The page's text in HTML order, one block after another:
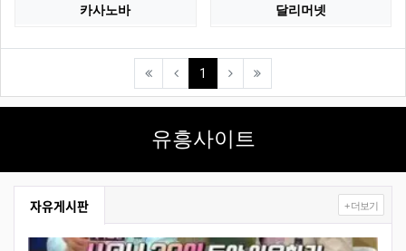
카사노바 달리머넷
1 (current)
유흥사이트
자유게시판 + 더보기